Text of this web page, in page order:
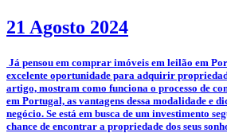
21 Agosto 2024
Já pensou em comprar imóveis em leilão em
excelente oportunidade para adquirir
artigo, mostram como funciona o processo de
em Portugal, as vantagens dessa modalidade e
negócio. Se está em busca de um investimento
chance de encontrar a propriedade dos seus